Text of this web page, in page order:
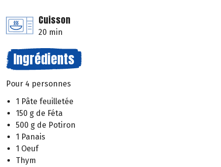
Cuisson
20 min
Ingrédients
Pour 4 personnes
1 Pâte feuilletée
150 g de Féta
500 g de Potiron
1 Panais
1 Oeuf
Thym